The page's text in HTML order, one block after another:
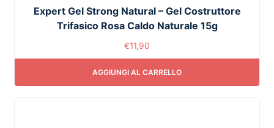
Expert Gel Strong Natural – Gel Costruttore
Trifasico Rosa Caldo Naturale 15g
€11,90
AGGIUNGI AL CARRELLO